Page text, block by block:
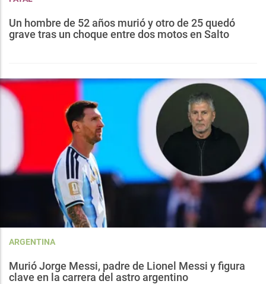
Un hombre de 52 años murió y otro de 25 quedó
grave tras un choque entre dos motos en Salto
ARGENTINA
Murió Jorge Messi, padre de Lionel Messi y figura
clave en la carrera del astro argentino